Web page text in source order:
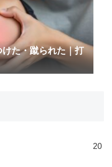
た・蹴られた｜打
20